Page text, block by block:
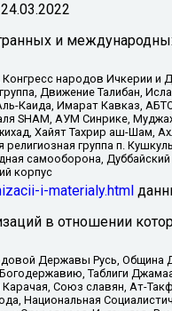
24.03.2022
и
народов Ичкерии и
Движение Талибан,
Каида, Имарат Кавказ,
SHAM, АУМ Синрике,
Хайят Тахрир аш-Шам,
группа п.
самооборона,
корпус
i-materialy.html
в отношении
Державы Русь,
Таблиги
Союз славян, Ат-
Национальная